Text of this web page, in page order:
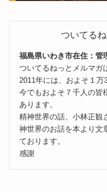
ついてる
福島県いわき市在住：管
ついてるねっとメルマガ
2011年には、およそ１万
今でもおよそ７千人の皆
あります。
精神世界の話、小林正観
神世界のお話を本より文
ております。
感謝